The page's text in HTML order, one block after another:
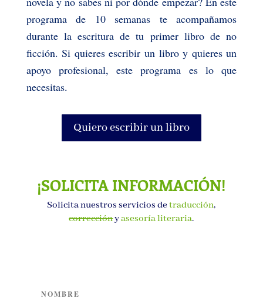
programa de 10 semanas te acompañamos
durante la escritura de tu primer libro de no
ficción. Si quieres escribir un libro y quieres un
apoyo profesional, este programa es lo que
necesitas.
Quiero escribir un libro
¡SOLICITA INFORMACIÓN!
Solicita nuestros servicios detraducción,
correcciónyasesoría literaria.